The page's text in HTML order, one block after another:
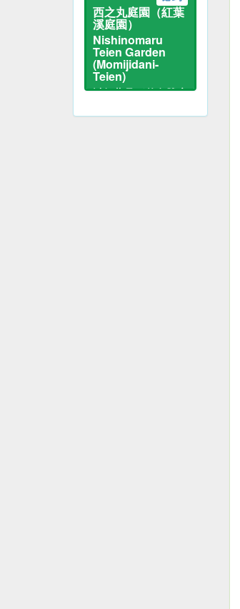
西之丸庭園（紅葉
溪庭園）
Nishinomaru
Teien Garden
(Momijidani-
Teien)
以紅葉見稱的名勝庭